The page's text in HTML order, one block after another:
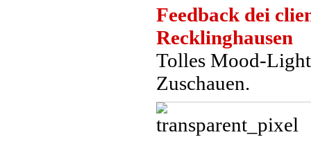
Feedback dei
Recklinghausen
Tolles Mood-
Zuschauen.